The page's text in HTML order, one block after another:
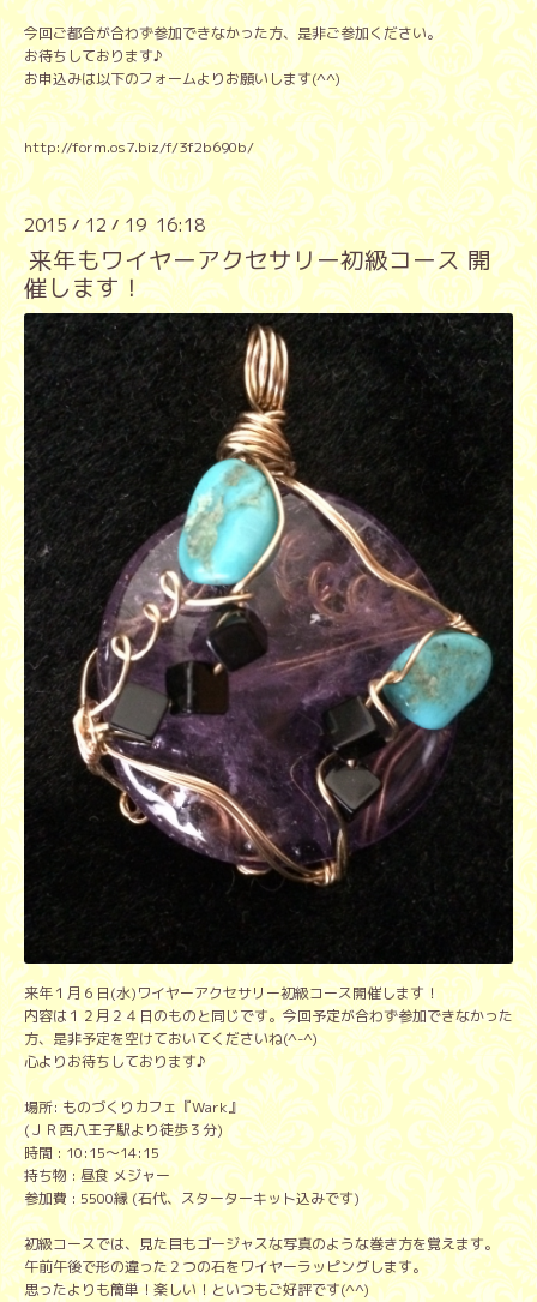
今回ご都合が合わず参加できなかった方、是非ご参加ください。
お待ちしております♪
お申込みは以下のフォームよりお願いします(^^)
http://form.os7.biz/f/3f2b690b/
2015/12/19 16:18
来年もワイヤーアクセサリー初級コース 開
催します！
来年１月６日(水)ワイヤーアクセサリー初級コース開催します！
内容は１２月２４日のものと同じです。今回予定が合わず参加できなかった
方、是非予定を空けておいてくださいね(^-^)
心よりお待ちしております♪
場所: ものづくりカフェ『Wark』
(ＪＲ西八王子駅より徒歩３分)
時間 : 10:15～14:15
持ち物 : 昼食 メジャー
参加費 : 5500縁 (石代、スターターキット込みです)
初級コースでは、見た目もゴージャスな写真のような巻き方を覚えます。
午前午後で形の違った２つの石をワイヤーラッピングします。
思ったよりも簡単！楽しい！といつもご好評です(^^)